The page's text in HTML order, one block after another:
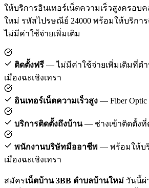
ให้บริการอินเทอร์เน็ตความเร็วสูงครอ
ใหม่ รหัสไปรษณีย์ 24000 พร้อมให้บริกา
ไม่มีค่าใช้จ่ายเพิ่มเติม
ติดตั้งฟรี — ไม่มีค่าใช้จ่ายเพิ่มเติมที่ต
เมืองฉะเชิงเทรา
อินเทอร์เน็ตความเร็วสูง — Fiber
บริการติดตั้งถึงบ้าน— ช่างเข้าติดตั้งที่
พนักงานบริษัทมืออาชีพ — พร้อมให้บ
เมืองฉะเชิงเทรา
สมัครเน็ตบ้าน 3BB ตำบลบ้านใหม่ วันนี้ผ่